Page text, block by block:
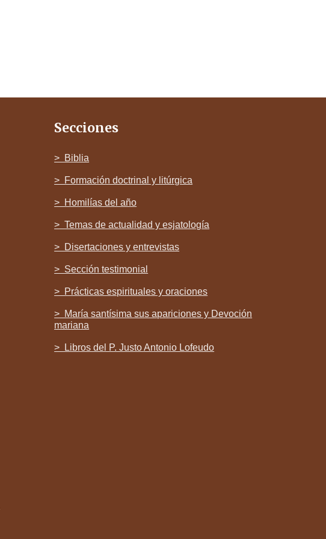
Secciones
> Biblia
> Formación doctrinal y litúrgica
> Homilías del año
> Temas de actualidad y esjatología
> Disertaciones y entrevistas
> Sección testimonial
> Prácticas espirituales y oraciones
> María santísima sus apariciones y Devoción
mariana
> Libros del P. Justo Antonio Lofeudo